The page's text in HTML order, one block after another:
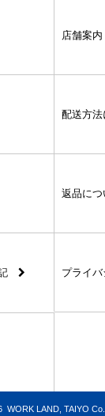
店舗案内
配送方法
返品につ
プライ
WORK LAND, TAIYO